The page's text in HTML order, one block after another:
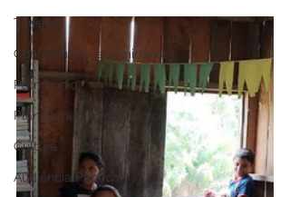
Turismo
Conferências e seminários
Patrimônio
Planejamento estratégico
Cultura
Audiência Pública